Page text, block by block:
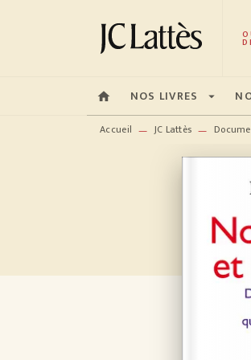
MENU RECHERCHE
home NOS LIVRES arrow_drop_down
Accueil — JC Lattès —